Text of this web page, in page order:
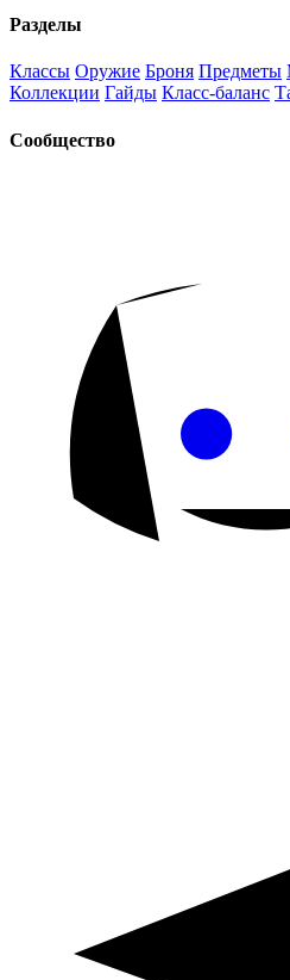
Разделы
Классы Оружие Броня Предметы
Коллекции Гайды Класс-баланс
Сообщество